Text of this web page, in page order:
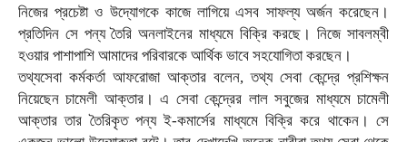
নিজের প্রচেষ্টা ও উদ্যোগকে কাজে লাগিয়ে এসব সাফল্য অর্জন করেছেন।
প্রতিদিন সে পন্য তৈরি অনলাইনের মাধ্যমে বিক্রি করছে। নিজে সাবলম্বী
হওয়ার পাশাপাশি আমাদের পরিবারকে আর্থিক ভাবে সহযোগিতা করছেন।
তথ্যসেবা কর্মকর্তা আফরোজা আক্তার বলেন, তথ্য সেবা কেন্দ্রে প্রশিক্ষন
নিয়েছেন চামেলী আক্তার। এ সেবা কেন্দ্রের লাল সবুজের মাধ্যমে চামেলী
আক্তার তার তৈরিকৃত পন্য ই-কমার্সের মাধ্যমে বিক্রি করে থাকেন। সে